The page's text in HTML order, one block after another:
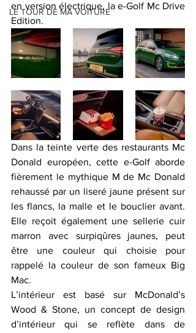
LE TOUR DE MA VOITURE
en version électrique, la e-Golf Mc Drive
Edition.
Dans la teinte verte des restaurants Mc
Donald européen, cette e-Golf aborde
fièrement le mythique M de Mc Donald
rehaussé par un liseré jaune présent sur
les flancs, la malle et le bouclier avant.
Elle reçoit également une sellerie cuir
marron avec surpiqûres jaunes, peut
être une couleur qui choisie pour
rappelé la couleur de son fameux Big
Mac.
L’intérieur est basé sur McDonald’s
Wood & Stone, un concept de design
d’intérieur qui se reflète dans de